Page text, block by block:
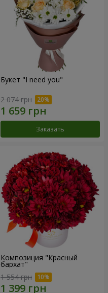
Букет "I need you"
2 074 грн
Заказать
Композиция "Красный
бархат"
1 554 грн